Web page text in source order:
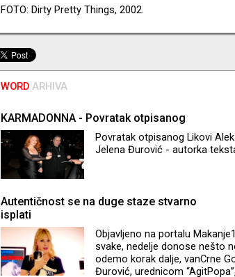
FOTO: Dirty Pretty Things, 2002.
WORD ARHIVA
KARMADONNA - Povratak otpisanog
Povratak otpisanog Likovi
Jelena Đurović - autorka
Autentičnost se na duge staze stvarno
isplati
Objavljeno na portalu
svake, nedelje donose nešto
odemo korak dalje, vanCrne
Đurović, urednicom